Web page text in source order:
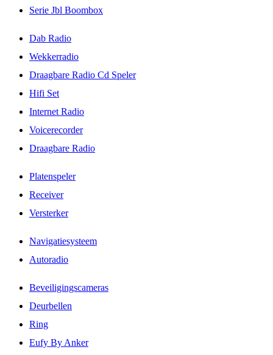
Serie Jbl Boombox
Dab Radio
Wekkerradio
Draagbare Radio Cd Speler
Hifi Set
Internet Radio
Voicerecorder
Draagbare Radio
Platenspeler
Receiver
Versterker
Navigatiesysteem
Autoradio
Beveiligingscameras
Deurbellen
Ring
Eufy By Anker